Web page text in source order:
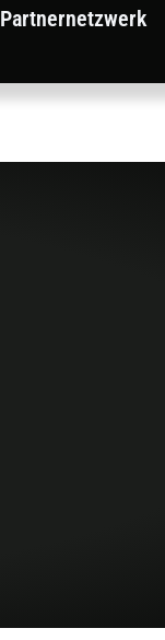
Partnernetzwerk